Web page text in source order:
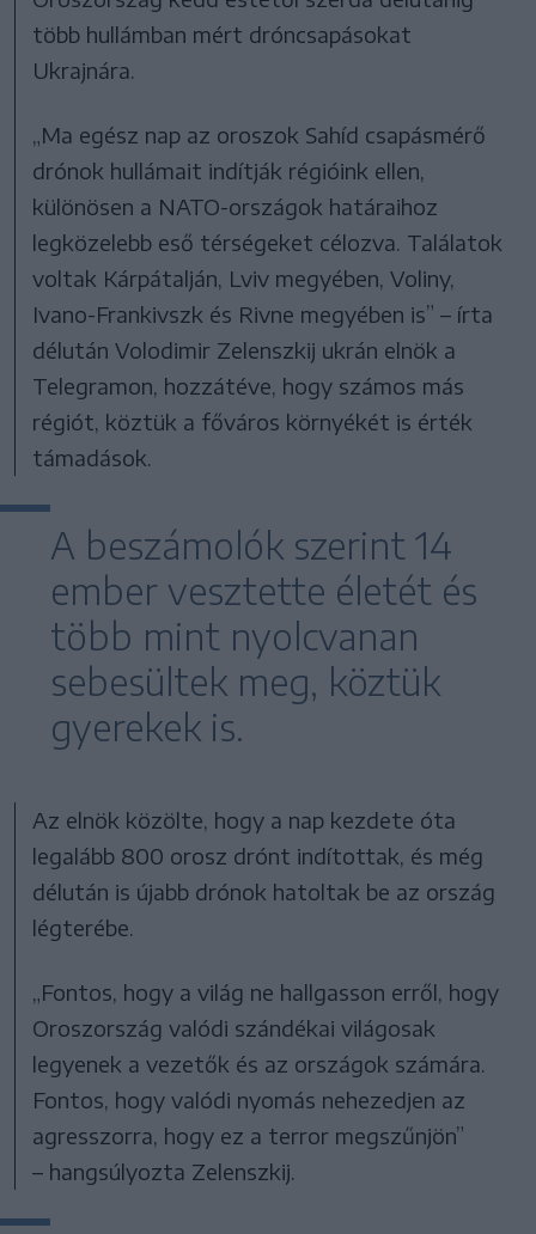
több hullámban mért dróncsapásokat
Ukrajnára.
„Ma egész nap az oroszok Sahíd csapásmérő
drónok hullámait indítják régióink ellen,
különösen a NATO-országok határaihoz
legközelebb eső térségeket célozva. Találatok
voltak Kárpátalján, Lviv megyében, Voliny,
Ivano-Frankivszk és Rivne megyében is” – írta
délután Volodimir Zelenszkij ukrán elnök a
Telegramon, hozzátéve, hogy számos más
régiót, köztük a főváros környékét is érték
támadások.
A beszámolók szerint 14
ember vesztette életét és
több mint nyolcvanan
sebesültek meg, köztük
gyerekek is.
Az elnök közölte, hogy a nap kezdete óta
legalább 800 orosz drónt indítottak, és még
délután is újabb drónok hatoltak be az ország
légterébe.
„Fontos, hogy a világ ne hallgasson erről, hogy
Oroszország valódi szándékai világosak
legyenek a vezetők és az országok számára.
Fontos, hogy valódi nyomás nehezedjen az
agresszorra, hogy ez a terror megszűnjön”
– hangsúlyozta Zelenszkij.